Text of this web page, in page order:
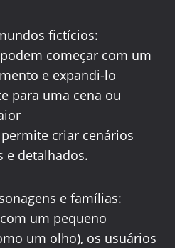
fictícios:
começar com um
e expandi-lo
para uma cena ou
permite criar cenários
e detalhados.
e famílias:
um pequeno
um olho), os usuários